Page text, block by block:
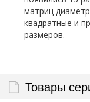
матриц
квадратные и
размеров.
Товары